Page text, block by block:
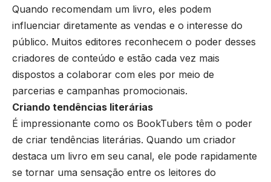
Quando recomendam um livro, eles podem
influenciar diretamente as vendas e o interesse do
público. Muitos editores reconhecem o poder desses
criadores de conteúdo e estão cada vez mais
dispostos a colaborar com eles por meio de
parcerias e campanhas promocionais.
Criando tendências literárias
É impressionante como os BookTubers têm o poder
de criar tendências literárias. Quando um criador
destaca um livro em seu canal, ele pode rapidamente
se tornar uma sensação entre os leitores do